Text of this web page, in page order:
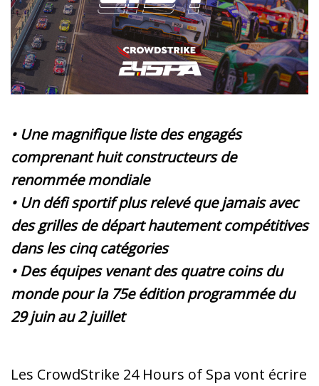
• Une magnifique liste des engagés
comprenant huit constructeurs de
renommée mondiale
• Un défi sportif plus relevé que jamais avec
des grilles de départ hautement compétitives
dans les cinq catégories
• Des équipes venant des quatre coins du
monde pour la 75e édition programmée du
29 juin au 2 juillet
Les CrowdStrike 24 Hours of Spa vont écrire